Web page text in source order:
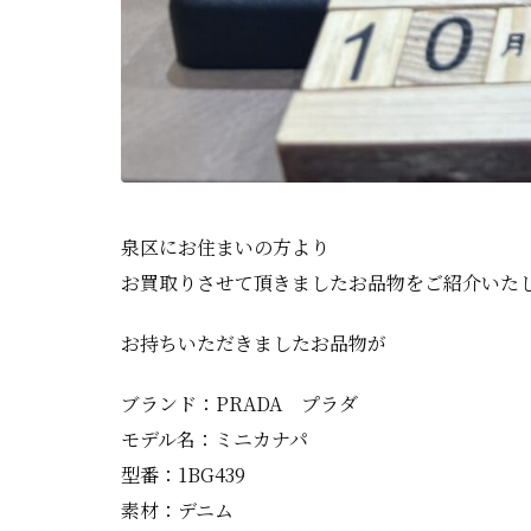
泉区にお住まいの方より
お買取りさせて頂きましたお品物をご紹介いた
お持ちいただきましたお品物が
ブランド：PRADA プラダ
モデル名：ミニカナパ
型番：1BG439
素材：デニム